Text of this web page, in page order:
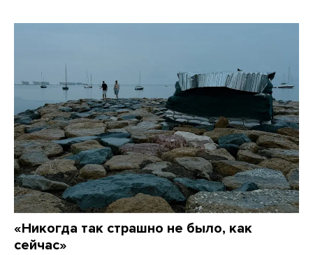
«Никогда так страшно не было, как
сейчас»